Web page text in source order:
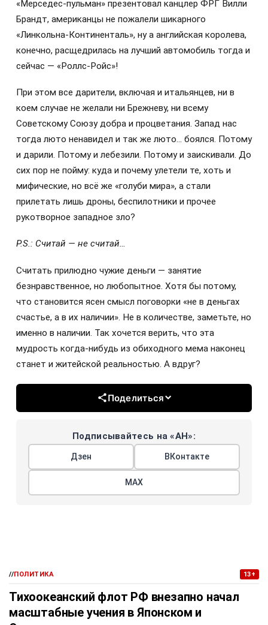
«Мерседес-пульман» презентовал канцлер ФРГ Вилли
Брандт, американцы не пожалели шикарного
«Линкольна-Континенталь», ну а английская королева,
конечно, расщедрилась на лучший автомобиль тогда и
сейчас — «Роллс-Ройс»!
При этом все дарители, включая и итальянцев, ни в
коем случае не желали ни Брежневу, ни всему
Советскому Союзу добра и процветания. Запад нас
тогда люто ненавидел и так же люто… боялся. Потому
и дарили. Потому и лебезили. Потому и заискивали. До
сих пор не пойму: куда и почему улетели те, хоть и
мифические, но всё же «голуби мира», а стали
прилетать лишь дроны, беспилотники и прочее
рукотворное западное зло?
P.S.: Считай — не считай…
Считать прилюдно чужие деньги — занятие
безнравственное, но любопытное. Хотя бы потому,
что становится ясен смысл поговорки «не в деньгах
счастье, а в их наличии». Не в количестве, заметьте, но
именно в наличии. Так хочется верить, что эта
мудрость когда-нибудь из обиходного мема наконец
станет и житейской реальностью. А вдруг?
Поделиться
Подписывайтесь на «АН»:
Дзен ВКонтакте
МАХ
//ПОЛИТИКА 13+
Тихоокеанский флот РФ внезапно начал
масштабные учения в Японском и